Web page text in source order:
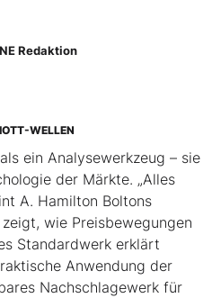
Redaktion
WELLEN
ein Analysewerkzeug – sie
der Märkte. „Alles
A. Hamilton Boltons
wie Preisbewegungen
Standardwerk erklärt
Anwendung der
Nachschlagewerk für